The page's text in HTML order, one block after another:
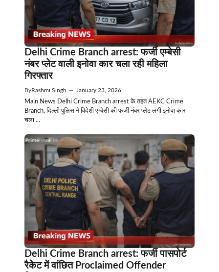
Delhi Crime Branch arrest: फर्जी एम्बेसी
नंबर प्लेट वाली इनोवा कार चला रही महिला
गिरफ्तार
ByRashmi Singh — January 23, 2026
Main News Delhi Crime Branch arrest के तहत AEKC Crime
Branch, दिल्ली पुलिस ने विदेशी एम्बेसी की फर्जी नंबर प्लेट लगी इनोवा कार
चला ...
Delhi Crime Branch arrest: फर्जी पासपोर्ट
रैकेट में वांछित Proclaimed Offender